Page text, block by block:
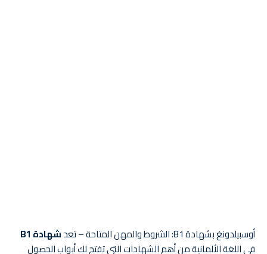
أوسبيلدونغ بشهادة B1: الشروط والمهن المتاحة – تعد
شهادة B1
في اللغة الألمانية من أهم الشهادات التي تفتح لك أبواب الحصول